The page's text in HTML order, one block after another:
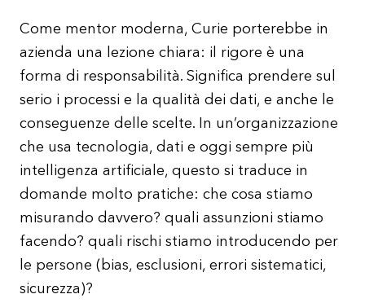
Come mentor moderna, Curie porterebbe in
azienda una lezione chiara: il rigore è una
forma di responsabilità. Significa prendere sul
serio i processi e la qualità dei dati, e anche le
conseguenze delle scelte. In un’organizzazione
che usa tecnologia, dati e oggi sempre più
intelligenza artificiale, questo si traduce in
domande molto pratiche: che cosa stiamo
misurando davvero? quali assunzioni stiamo
facendo? quali rischi stiamo introducendo per
le persone (bias, esclusioni, errori sistematici,
sicurezza)?